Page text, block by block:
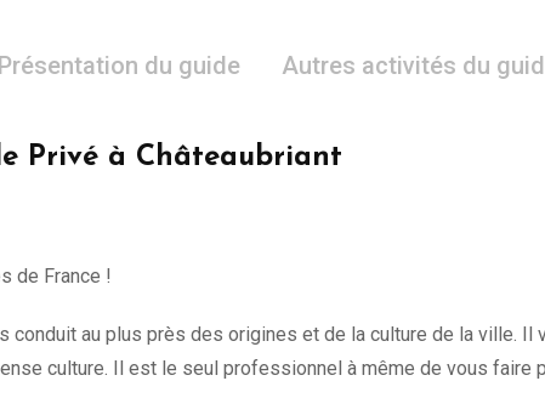
Présentation du guide Autres activités du
Privé à Châteaubriant
de France !
conduit au plus près des origines et de la culture de la ville. Il
culture. Il est le seul professionnel à même de vous faire